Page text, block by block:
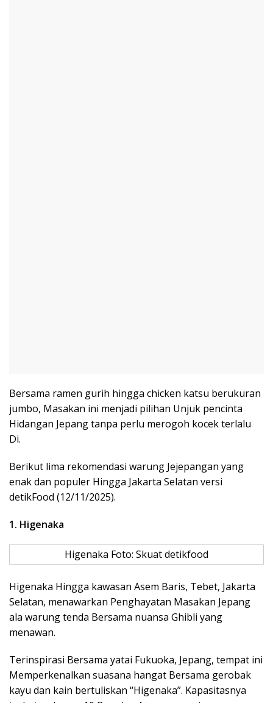
Bersama ramen gurih hingga chicken katsu berukuran
jumbo, Masakan ini menjadi pilihan Unjuk pencinta
Hidangan Jepang tanpa perlu merogoh kocek terlalu
Di.
Berikut lima rekomendasi warung Jejepangan yang
enak dan populer Hingga Jakarta Selatan versi
detikFood (12/11/2025).
1. Higenaka
Higenaka Foto: Skuat detikfood
Higenaka Hingga kawasan Asem Baris, Tebet, Jakarta
Selatan, menawarkan Penghayatan Masakan Jepang
ala warung tenda Bersama nuansa Ghibli yang
menawan.
Terinspirasi Bersama yatai Fukuoka, Jepang, tempat ini
Memperkenalkan suasana hangat Bersama gerobak
kayu dan kain bertuliskan “Higenaka”. Kapasitasnya